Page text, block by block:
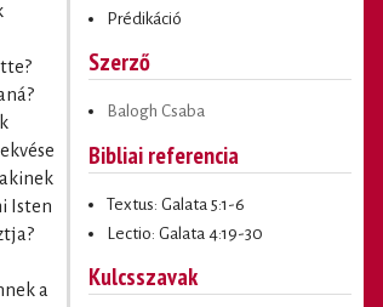
Isten
a
Prédikáció
Szerző
Balogh Csaba
Bibliai referencia
Textus: Galata 5:1-6
Lectio: Galata 4:19-30
Kulcsszavak